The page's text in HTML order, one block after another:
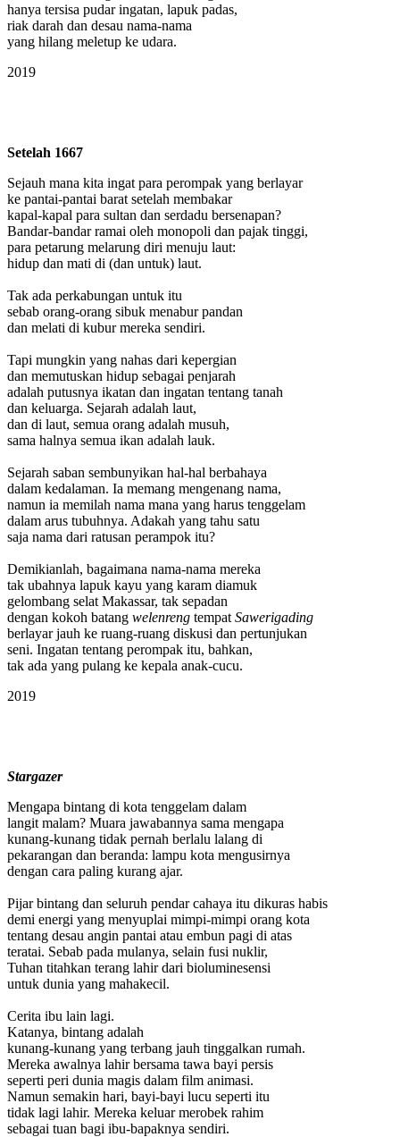
hanya tersisa pudar ingatan, lapuk padas,
riak darah dan desau nama-nama
yang hilang meletup ke udara.
2019
Setelah 1667
Sejauh mana kita ingat para perompak yang berlayar
ke pantai-pantai barat setelah membakar
kapal-kapal para sultan dan serdadu bersenapan?
Bandar-bandar ramai oleh monopoli dan pajak tinggi,
para petarung melarung diri menuju laut:
hidup dan mati di (dan untuk) laut.
Tak ada perkabungan untuk itu
sebab orang-orang sibuk menabur pandan
dan melati di kubur mereka sendiri.
Tapi mungkin yang nahas dari kepergian
dan memutuskan hidup sebagai penjarah
adalah putusnya ikatan dan ingatan tentang tanah
dan keluarga. Sejarah adalah laut,
dan di laut, semua orang adalah musuh,
sama halnya semua ikan adalah lauk.
Sejarah saban sembunyikan hal-hal berbahaya
dalam kedalaman. Ia memang mengenang nama,
namun ia memilah nama mana yang harus tenggelam
dalam arus tubuhnya. Adakah yang tahu satu
saja nama dari ratusan perampok itu?
Demikianlah, bagaimana nama-nama mereka
tak ubahnya lapuk kayu yang karam diamuk
gelombang selat Makassar, tak sepadan
dengan kokoh batang welenreng tempat Sawerigading
berlayar jauh ke ruang-ruang diskusi dan pertunjukan
seni. Ingatan tentang perompak itu, bahkan,
tak ada yang pulang ke kepala anak-cucu.
2019
Stargazer
Mengapa bintang di kota tenggelam dalam
langit malam? Muara jawabannya sama mengapa
kunang-kunang tidak pernah berlalu lalang di
pekarangan dan beranda: lampu kota mengusirnya
dengan cara paling kurang ajar.
Pijar bintang dan seluruh pendar cahaya itu dikuras habis
demi energi yang menyuplai mimpi-mimpi orang kota
tentang desau angin pantai atau embun pagi di atas
teratai. Sebab pada mulanya, selain fusi nuklir,
Tuhan titahkan terang lahir dari bioluminesensi
untuk dunia yang mahakecil.
Cerita ibu lain lagi.
Katanya, bintang adalah
kunang-kunang yang terbang jauh tinggalkan rumah.
Mereka awalnya lahir bersama tawa bayi persis
seperti peri dunia magis dalam film animasi.
Namun semakin hari, bayi-bayi lucu seperti itu
tidak lagi lahir. Mereka keluar merobek rahim
sebagai tuan bagi ibu-bapaknya sendiri.